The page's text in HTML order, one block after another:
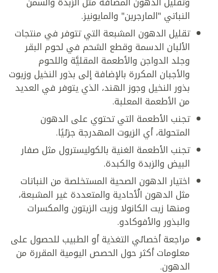
النباتي "المارجرين" والمايونيز.
تقليل الدهون المشبعة التي تتوفر في منتجات
الألبان الدسمة وقطع الشحم في لحوم البقر
وجلد الدواجن والأطعمة المقليَّة واللحوم
والأجبان المكررة بالإضافة إلى بذور النخيل وزيوت
بذور النخيل وجوز الهند، الذي يتوفر في العديد
من الأطعمة المعلبة.
تجنب الأطعمة التي تحتوي على الدهون
المتحولة، أي الزيوت المهدرجة جزئيًا.
تجنب الأطعمة الغنية بالكوليسترول مثل صفار
البيض والزبدة والكبدة.
اختيار الدهون الصحية المستخلصة من النباتات
مثل الدهون الُأحادية والمتعددة غير المشبعة،
ومنها زيت الكانولا وزيت الزيتون والمكسرات
والبذور والأفوكادو.
مراجعة أخصائي التغذية أو الطبيب للحصول على
معلومات أكثر حول الحصص اليومية المقررة من
الدهون.